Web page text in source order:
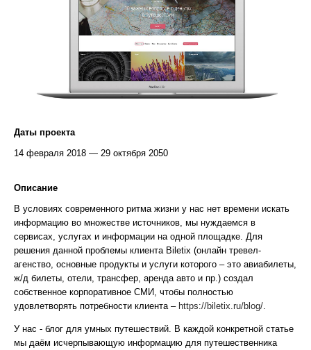
Даты проекта
14 февраля 2018 — 29 октября 2050
Описание
В условиях современного ритма жизни у нас нет времени искать
информацию во множестве источников, мы нуждаемся в
сервисах, услугах и информации на одной площадке. Для
решения данной проблемы клиента Biletix (онлайн тревел-
агенство, основные продукты и услуги которого – это авиабилеты,
ж/д билеты, отели, трансфер, аренда авто и пр.) создал
собственное корпоративное СМИ, чтобы полностью
удовлетворять потребности клиента – https://biletix.ru/blog/
У нас - блог для умных путешествий. В каждой конкретной статье
мы даём исчерпывающую информацию для путешественника